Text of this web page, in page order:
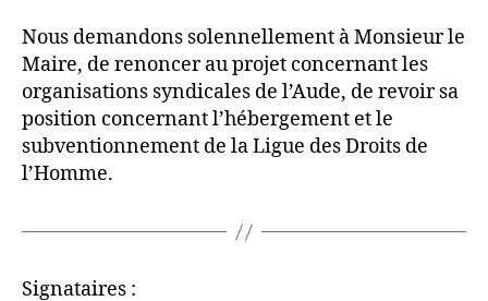
Nous demandons solennellement à Monsieur le
Maire, de renoncer au projet concernant les
organisations syndicales de l’Aude, de revoir sa
position concernant l’hébergement et le
subventionnement de la Ligue des Droits de
l’Homme.
Signataires :